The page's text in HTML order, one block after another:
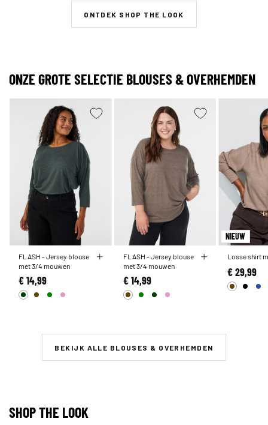
ONTDEK SHOP THE LOOK
ONZE GROTE SELECTIE BLOUSES & OVERHEMDEN
FLASH - Jersey blouse
met 3/4 mouwen
€ 14,99
FLASH - Jersey blouse
met 3/4 mouwen
€ 14,99
NIEUW
Losse shirt
€ 29,99
BEKIJK ALLE BLOUSES & OVERHEMDEN
SHOP THE LOOK